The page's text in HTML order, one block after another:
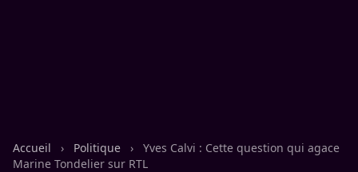
Accueil › Politique ›
Yves Calvi : Cette question qui agace
Marine Tondelier sur RTL